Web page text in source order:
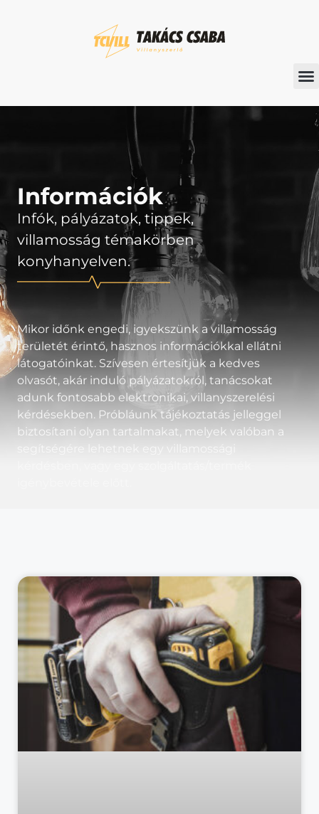
Információk
Infók, pályázatok, tippek,
villamosság témakörben
konyhanyelven.
Mikor időnk engedi, igyekszünk a villamosság
területét érintő, hasznos információkkal ellátni
látogatóinkat. Szívesen értesítjük a kedves
olvasót, akár induló pályázatokról, tanácsokat
adunk fontosabb elektronikai, villanyszerelési
kérdésekben. Próbláunk tájékoztatás jelleggel
biztosítani olyan tartalmakat, melyek valóban a
segítségére lehetnek egy villamossági